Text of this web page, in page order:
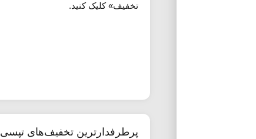
تخفیف» کلیک کنید.
پرطرفدارترین تخفیف‌های تپسی